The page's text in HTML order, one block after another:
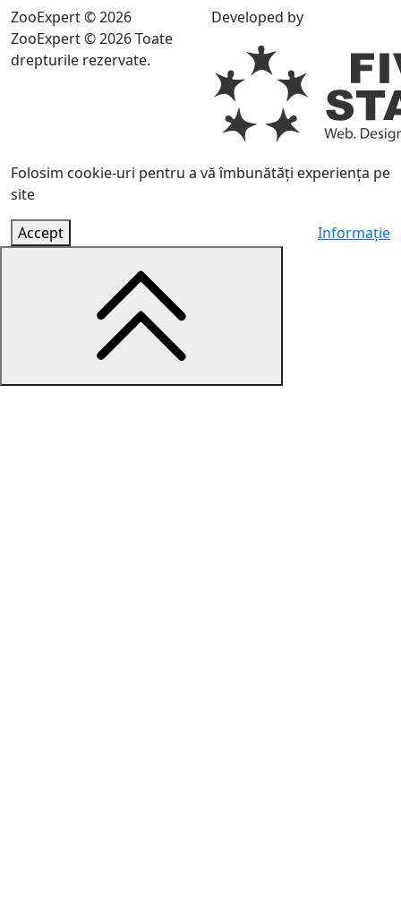
ZooExpert © 2026
ZooExpert © 2026 Toate
drepturile rezervate.
Developed by
Folosim cookie-uri pentru a vă îmbunătăți experiența pe
site
Accept
Informație